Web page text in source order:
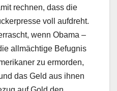
rechnen, dass die
voll aufdreht.
wenn Obama –
allmächtige Befugnis
zu ermorden,
das Geld aus ihnen